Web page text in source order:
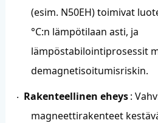
(esim. N50EH) toimivat
°C:n lämpötilaan asti, ja
lämpöstabilointiprosessit
demagnetisoitumisriskin.
· Rakenteellinen eheys:
magneettirakenteet